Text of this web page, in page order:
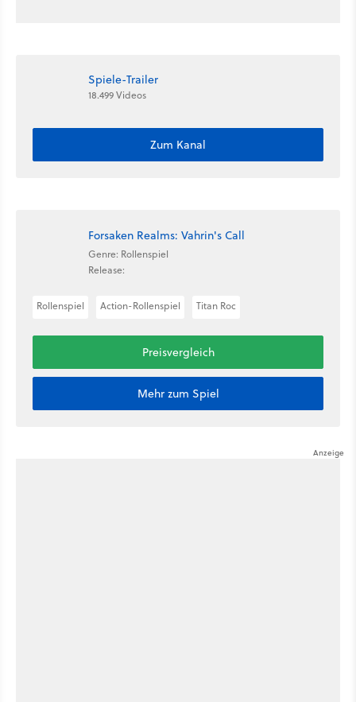
Spiele-Trailer
18.499 Videos
Zum Kanal
Forsaken Realms: Vahrin's Call
Genre: Rollenspiel
Release:
Rollenspiel Action-Rollenspiel Titan Roc
Preisvergleich
Mehr zum Spiel